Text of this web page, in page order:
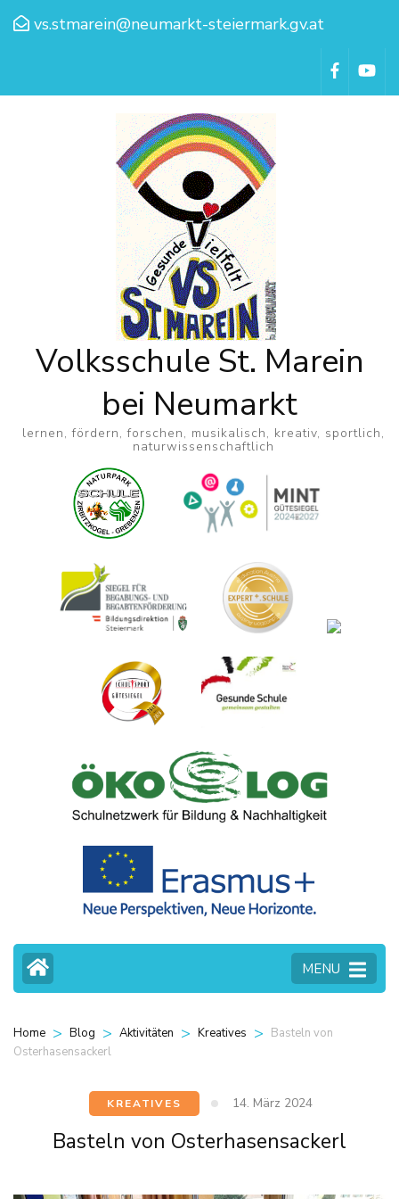
vs.stmarein@neumarkt-steiermark.gv.at
Volksschule St. Marein
bei Neumarkt
lernen, fördern, forschen, musikalisch, kreativ, sportlich,
naturwissenschaftlich
MENU
Home > Blog > Aktivitäten > Kreatives > Basteln von
Osterhasensackerl
KREATIVES 14. März 2024
Basteln von Osterhasensackerl